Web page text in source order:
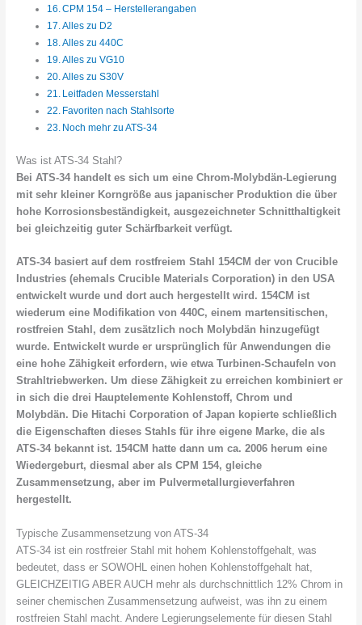
CPM 154 – Herstellerangaben
Alles zu D2
Alles zu 440C
Alles zu VG10
Alles zu S30V
Leitfaden Messerstahl
Favoriten nach Stahlsorte
Noch mehr zu ATS-34
Was ist ATS-34 Stahl?
Bei ATS-34 handelt es sich um eine Chrom-Molybdän-Legierung
mit sehr kleiner Korngröße aus japanischer Produktion die über
hohe Korrosionsbeständigkeit, ausgezeichneter Schnitthaltigkeit
bei gleichzeitig guter Schärfbarkeit verfügt.
ATS-34 basiert auf dem rostfreiem Stahl 154CM der von Crucible
Industries (ehemals Crucible Materials Corporation) in den USA
entwickelt wurde und dort auch hergestellt wird. 154CM ist
wiederum eine Modifikation von 440C, einem martensitischen,
rostfreien Stahl, dem zusätzlich noch Molybdän hinzugefügt
wurde. Entwickelt wurde er ursprünglich für Anwendungen die
eine hohe Zähigkeit erfordern, wie etwa Turbinen-Schaufeln von
Strahltriebwerken. Um diese Zähigkeit zu erreichen kombiniert er
in sich die drei Hauptelemente Kohlenstoff, Chrom und
Molybdän. Die Hitachi Corporation of Japan kopierte schließlich
die Eigenschaften dieses Stahls für ihre eigene Marke, die als
ATS-34 bekannt ist. 154CM hatte dann um ca. 2006 herum eine
Wiedergeburt, diesmal aber als CPM 154, gleiche
Zusammensetzung, aber im Pulvermetallurgieverfahren
hergestellt.
Typische Zusammensetzung von ATS-34
ATS-34 ist ein rostfreier Stahl mit hohem Kohlenstoffgehalt, was
bedeutet, dass er SOWOHL einen hohen Kohlenstoffgehalt hat,
GLEICHZEITIG ABER AUCH mehr als durchschnittlich 12% Chrom in
seiner chemischen Zusammensetzung aufweist, was ihn zu einem
rostfreien Stahl macht. Andere Legierungselemente für diesen Stahl